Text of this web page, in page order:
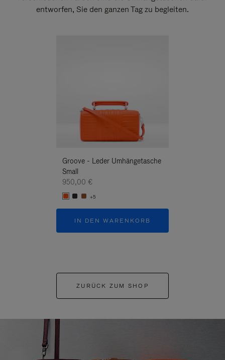
entworfen, Sie den ganzen Tag zu begleiten.
Groove - Leder Umhängetasche
Small
950,00 €
+5
IN DEN WARENKORB
ZURÜCK ZUM SHOP